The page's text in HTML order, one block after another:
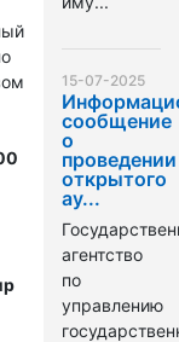
15-07-2025
сообщение
о
проведении
открытого
ау...
агентство
по
управлению